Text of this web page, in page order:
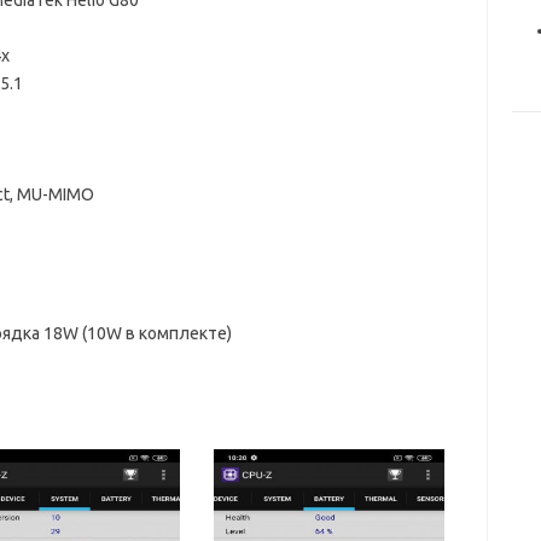
MU-MIMO
18W (10W в комплекте)